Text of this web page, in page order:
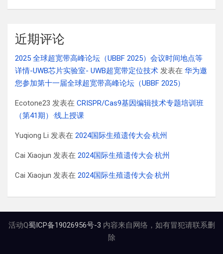
近期评论
2025 全球超宽带高峰论坛（UBBF 2025）会议时间地点等
详情-UWB芯片实验室- UWB超宽带定位技术 发表在 华为邀
您参加第十一届全球超宽带高峰论坛（UBBF 2025）
Ecotone23 发表在 CRISPR/Cas9基因编辑技术专题培训班
（第41期）·线上授课
Yuqiong Li 发表在 2024国际生殖遗传大会·杭州
Cai Xiaojun 发表在 2024国际生殖遗传大会·杭州
Cai Xiaojun 发表在 2024国际生殖遗传大会·杭州
活动Q蜀ICP备19026956号-3 内容来自网络，如有冒犯请联系删
除